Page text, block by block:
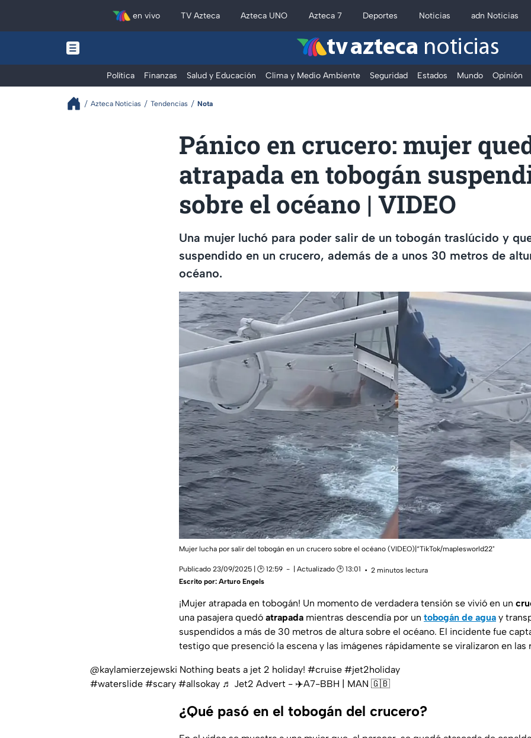
en vivo TV Azteca Azteca UNO Azteca 7 Deportes Noticias adn Noticias
tv azteca noticias
Política Finanzas Salud y Educación Clima y Medio Ambiente Seguridad Estados Mundo Opinión
Azteca Noticias Tendencias Nota
Pánico en crucero: mujer
atrapada en tobogán
sobre el océano | VIDEO
Una mujer luchó para poder salir de un tobogán traslúcido y
suspendido en un crucero, además de a unos 30 metros de
océano.
Mujer lucha por salir del tobogán en un crucero sobre el océano (VIDEO)|“TikTok/maplesworld22"
Publicado 23/09/2025 | 🕑 12:59 | Actualizado 🕑 13:01
2 minutos lectura
Escrito por: Arturo Engels
¡Mujer atrapada en tobogán! Un momento de verdadera tensión se vivió en un
una pasajera quedó atrapada mientras descendía por un tobogán de agua y
suspendidos a más de 30 metros de altura sobre el océano. El incidente fue
testigo que presenció la escena y las imágenes rápidamente se viralizaron en las
@kaylamierzejewski Nothing beats a jet 2 holiday! #cruise #jet2holiday
#waterslide #scary #allsokay ♬ Jet2 Advert - ✈️A7-BBH | MAN 🇬🇧
¿Qué pasó en el tobogán del crucero?